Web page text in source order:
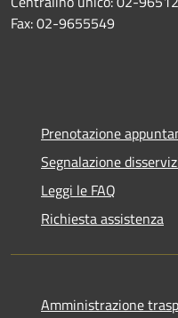
Fax: 02-9655549
Prenotazione
Segnalazione
Leggi le FAQ
Richiesta assistenza
Amministrazione